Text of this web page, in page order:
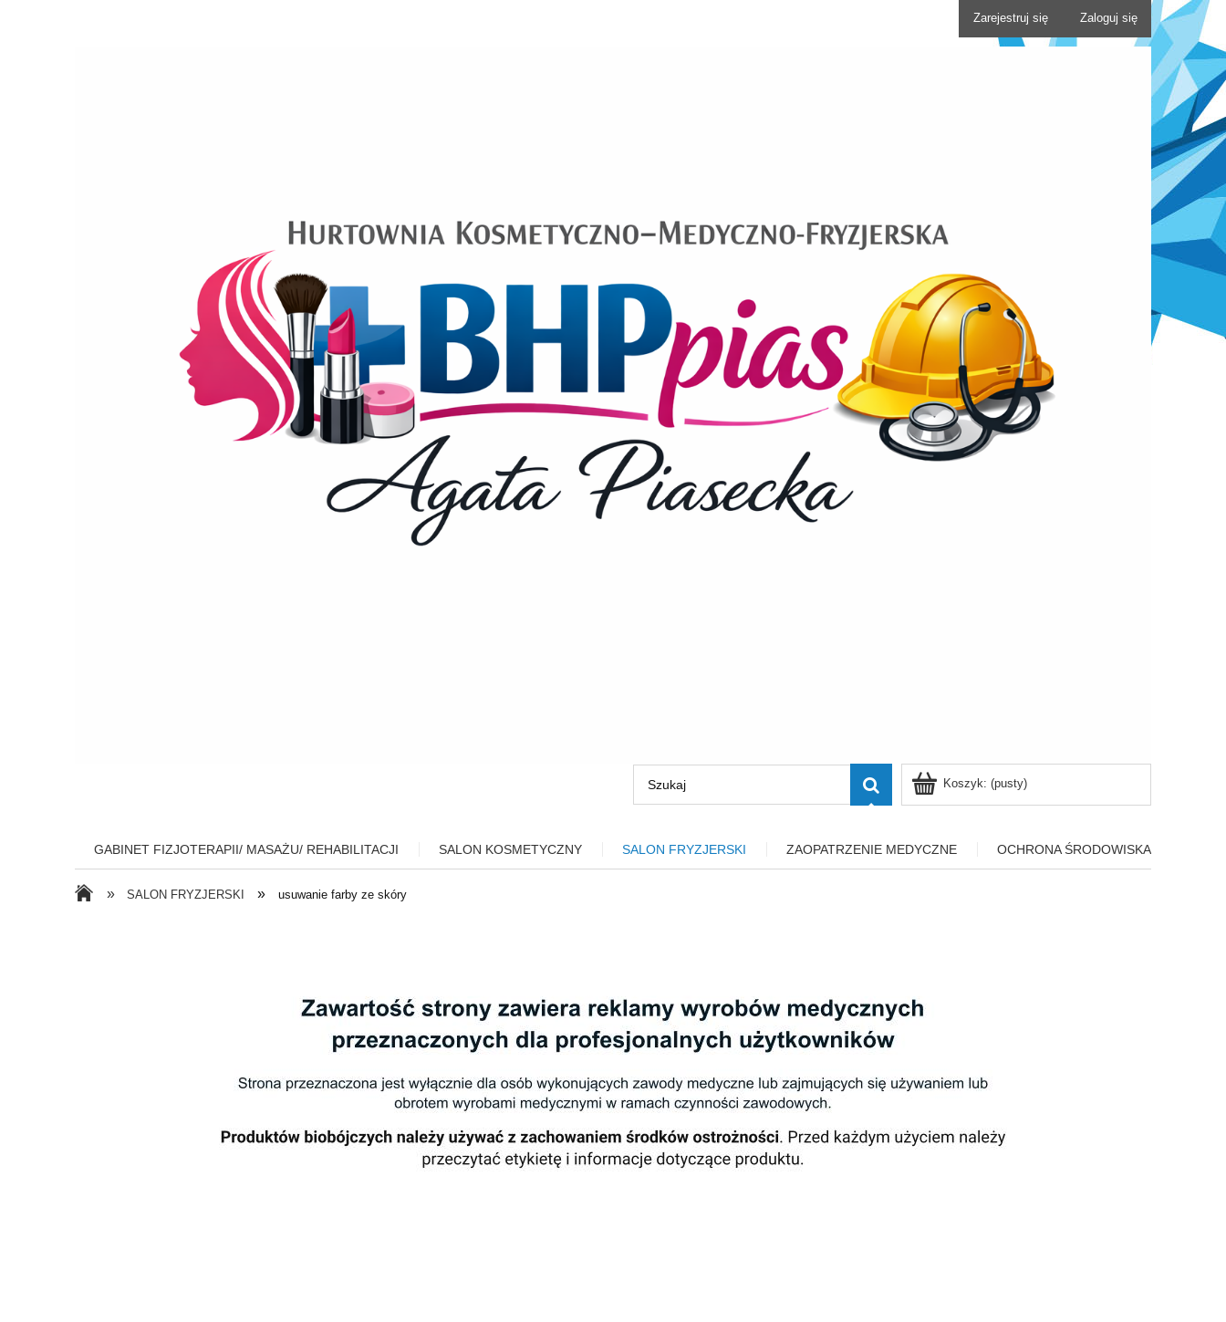
Zarejestruj się Zaloguj się
Koszyk: (pusty)
GABINET FIZJOTERAPII/ MASAŻU/ REHABILITACJI SALON KOSMETYCZNY SALON FRYZJERSKI ZAOPATRZENIE MEDYCZNE OCHRONA ŚRODOWISKA
» SALON FRYZJERSKI » usuwanie farby ze skóry